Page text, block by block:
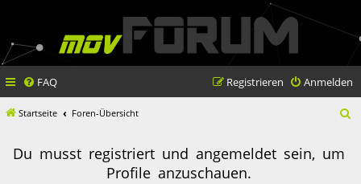
FAQ Anmelden
Registrieren
Startseite Foren-Übersicht
Du musst registriert und angemeldet sein, um
Profile anzuschauen.